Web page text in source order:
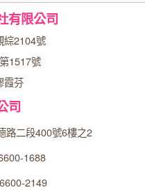
有限公司
綜2104號
1517號
霞芬
司
路二段400號6樓之2
1688
2149